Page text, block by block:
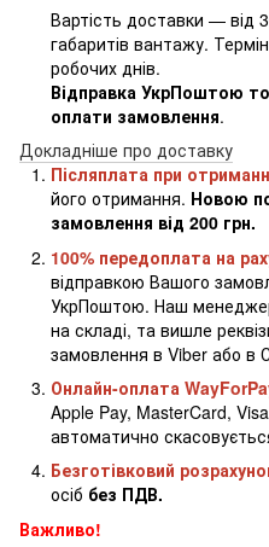
Вартість доставки — від
габаритів вантажу.
робочих днів.
Відправка УкрПоштою
оплати замовлення.
Докладніше про доставку
Післяплата при
його отримання. Новою
замовлення від 200 грн.
100% передоплата на
відправкою Вашого
УкрПоштою. Наш
на складі, та вишле
замовлення в Viber або в
Онлайн-оплата
Apple Pay, MasterCard,
автоматично
Безготівковий
осіб без ПДВ.
Важливо!